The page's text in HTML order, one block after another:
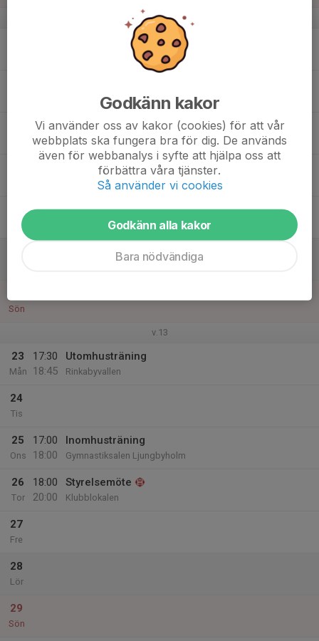
v.12
Utomhusträning
17:00
18:00
Inomhusträning
Gymnastiksalen Ljungbyholm
Fre
Träningsmatch mot Ljungbyholm
Sön
v.13
23
Mån
17:30
18:45
Utomhusträning
Rinkabyvallen
24
Tis
25
Ons
17:00
18:00
Inomhusträning
Gymnastiksalen Ljungbyholm
26
Tor
18:00
20:00
Styrelsemöte
Klubblokalen
27
Fre
28
Lör
29
Sön
Godkänn kakor
Vi använder oss av kakor (cookies) för att vår
webbplats ska fungera bra för dig. De används
även för webbanalys i syfte att hjälpa oss att
förbättra våra tjänster.
Så använder vi cookies
Godkänn alla kakor
Bara nödvändiga